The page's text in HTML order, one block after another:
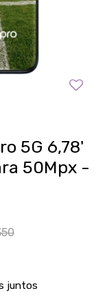
5G 6,78'
50Mpx -
juntos